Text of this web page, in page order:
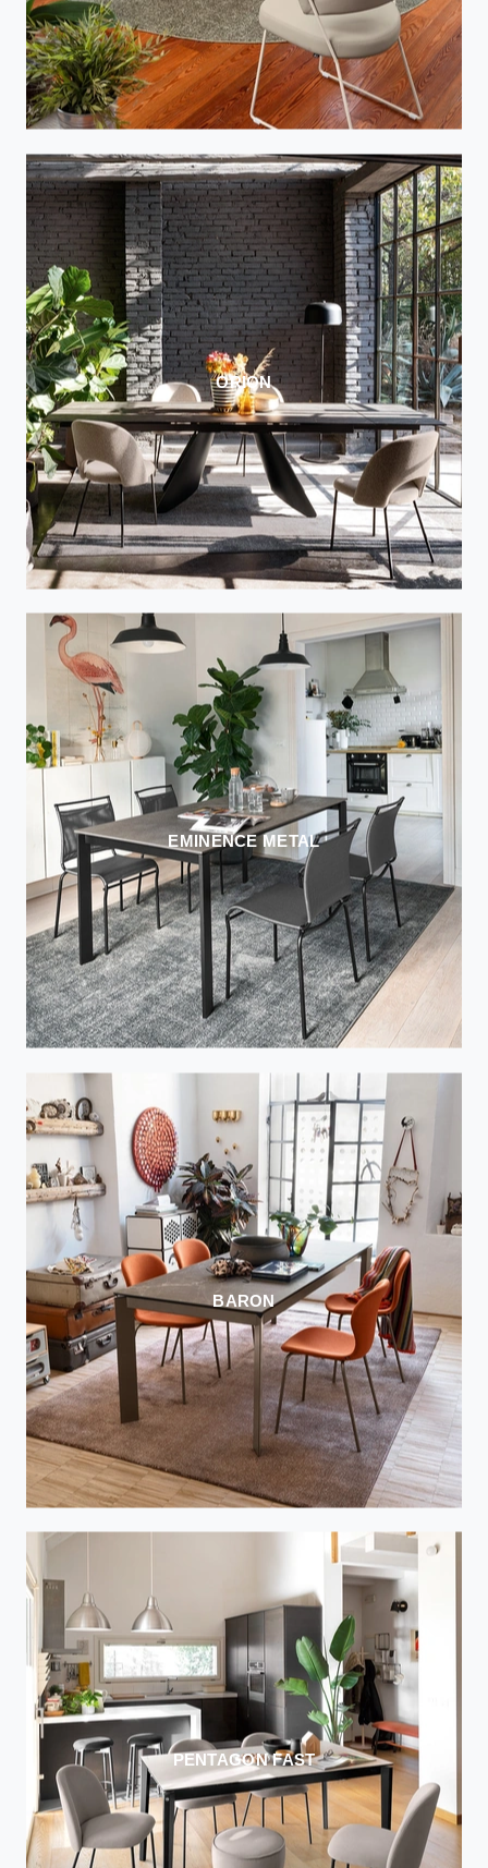
ORION
EMINENCE METAL
BARON
PENTAGON FAST